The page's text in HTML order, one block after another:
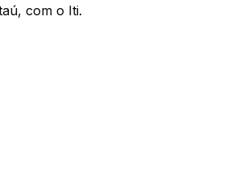
com o Iti.